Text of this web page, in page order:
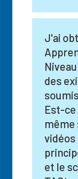
J'ai
des
Est-ce
et le